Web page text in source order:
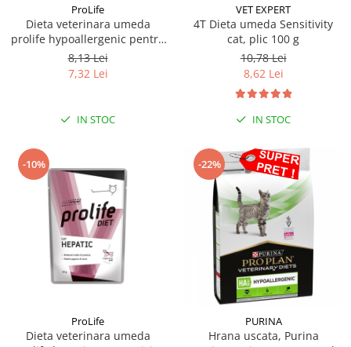
ProLife
Dieta veterinara umeda
prolife hypoallergenic pentru
pisici plic 85g
8,13 Lei
7,32 Lei
IN STOC
VET EXPERT
4T Dieta umeda Sensitivity
cat, plic 100 g
10,78 Lei
8,62 Lei
IN STOC
-10%
ProLife
Dieta veterinara umeda
-22%
PURINA
Hrana uscata, Purina